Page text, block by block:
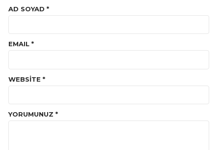
AD SOYAD *
EMAIL *
WEBSİTE *
YORUMUNUZ *